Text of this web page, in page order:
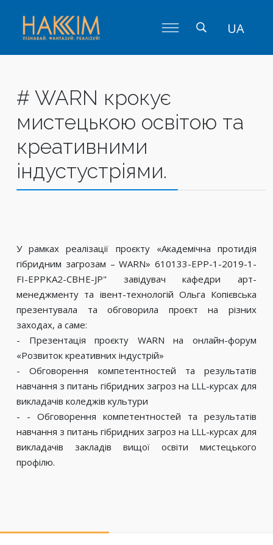
UA
# WARN крокує
мистецькою освітою та
креативними
індустустріями.
У рамках реалізації проєкту «Академічна протидія
гібридним загрозам – WARN» 610133-EPP-1-2019-1-
FI-EPPKA2-CBHE-JP" завідувач кафедри арт-
менеджменту та івент-технологій Ольга Копієвська
презентувала та обговорила проєкт на різних
заходах, а саме:
- Презентація проєкту WARN на онлайн-форум
«Розвиток креативних індустрій»
- Обговорення компетентностей та результатів
навчання з питань гібридних загроз на LLL-курсах для
викладачів коледжів культури
- - Обговорення компетентностей та результатів
навчання з питань гібридних загроз на LLL-курсах для
викладачів закладів вищої освіти мистецького
профілю.